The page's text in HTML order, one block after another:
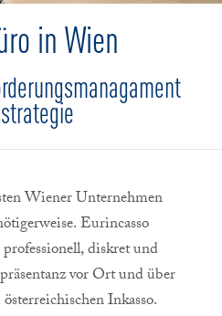
in Wien
Wiener Unternehmen
Eurincasso
diskret und
vor Ort und über
Inkasso.